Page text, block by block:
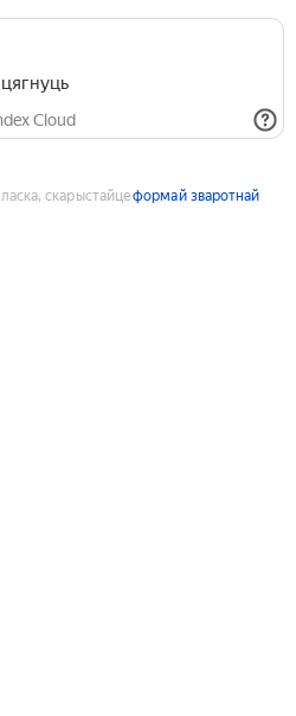
Cloud
скарыстайцеформай зваротнай